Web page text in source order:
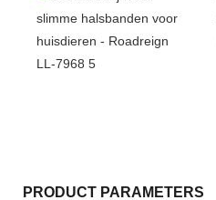
PRODUCT PARAMETERS